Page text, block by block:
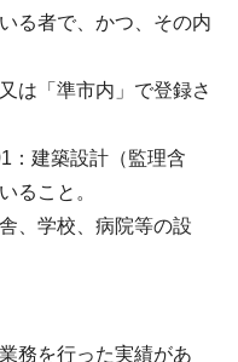
る者で、かつ、その内
は「準市内」で登録さ
：建築設計（監理含
ること。
、学校、病院等の設
務を行った実績があ